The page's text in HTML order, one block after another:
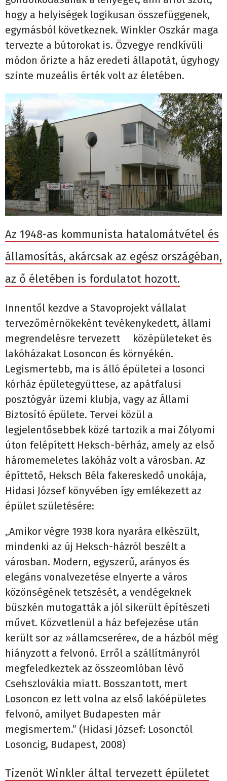
hogy a helyiségek logikusan összefüggenek,
egymásból következnek. Winkler Oszkár maga
tervezte a bútorokat is. Özvegye rendkívüli
módon őrizte a ház eredeti állapotát, úgyhogy
szinte muzeális érték volt az életében.
Az 1948-as kommunista hatalomátvétel és
államosítás, akárcsak az egész országéban,
az ő életében is fordulatot hozott.
Innentől kezdve a Stavoprojekt vállalat
tervezőmérnökeként tevékenykedett, állami
megrendelésre tervezett középületeket és
lakóházakat Losoncon és környékén.
Legismertebb, ma is álló épületei a losonci
kórház épületegyüttese, az apátfalusi
posztógyár üzemi klubja, vagy az Állami
Biztosító épülete. Tervei közül a
legjelentősebbek közé tartozik a mai Zólyomi
úton felépített Heksch-bérház, amely az első
háromemeletes lakóház volt a városban. Az
építtető, Heksch Béla fakereskedő unokája,
Hidasi József könyvében így emlékezett az
épület születésére:
„Amikor végre 1938 kora nyarára elkészült,
mindenki az új Heksch-házról beszélt a
városban. Modern, egyszerű, arányos és
elegáns vonalvezetése elnyerte a város
közönségének tetszését, a vendégeknek
büszkén mutogatták a jól sikerült építészeti
művet. Közvetlenül a ház befejezése után
került sor az »államcserére«, de a házból még
hiányzott a felvonó. Erről a szállítmányról
megfeledkeztek az összeomlóban lévő
Csehszlovákia miatt. Bosszantott, mert
Losoncon ez lett volna az első lakóépületes
felvonó, amilyet Budapesten már
megismertem.” (Hidasi József: Losonctól
Losoncig, Budapest, 2008)
Tizenöt Winkler által tervezett épületet